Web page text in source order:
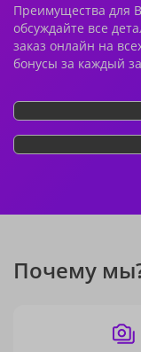
Преимущества для
обсуждайте все
заказ онлайн на
бонусы за каждый
Почему